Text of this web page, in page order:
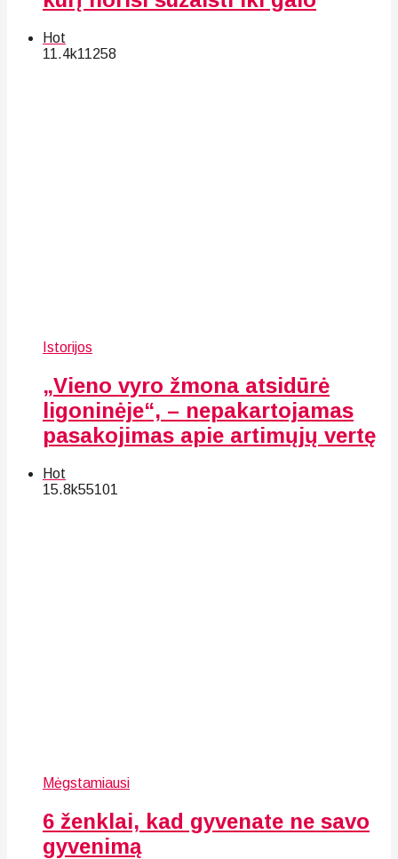
Hot
11.4k11258
Istorijos
„Vieno vyro žmona atsidūrė
ligoninėje“, – nepakartojamas
pasakojimas apie artimųjų vertę
Hot
15.8k55101
Mėgstamiausi
6 ženklai, kad gyvenate ne savo
gyvenimą